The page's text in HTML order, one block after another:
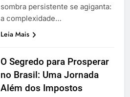
sombra persistente se agiganta:
a complexidade…
Leia Mais
O Segredo para Prosperar
no Brasil: Uma Jornada
Além dos Impostos